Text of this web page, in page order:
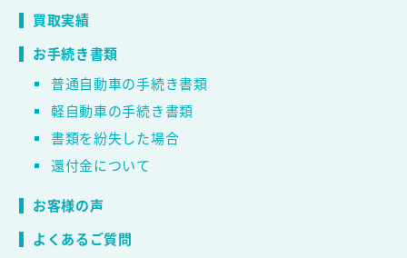
買取実績
お手続き書類
普通自動車の手続き書類
軽自動車の手続き書類
書類を紛失した場合
還付金について
お客様の声
よくあるご質問